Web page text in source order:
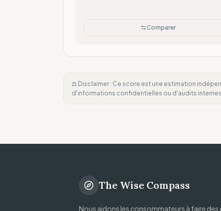
Comparer
⚖️ Disclaimer : Ce score est une estimation
d'informations confidentielles ou d'audits
The Wise Compass
Nous aidons les consommateurs à faire des